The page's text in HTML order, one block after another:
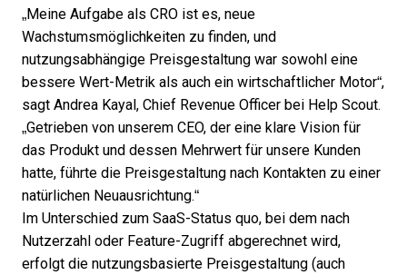
„Meine Aufgabe als CRO ist es, neue
Wachstumsmöglichkeiten zu finden, und
nutzungsabhängige Preisgestaltung war sowohl eine
bessere Wert-Metrik als auch ein wirtschaftlicher Motor“,
sagt Andrea Kayal , Chief Revenue Officer bei Help Scout.
„Getrieben von unserem CEO, der eine klare Vision für
das Produkt und dessen Mehrwert für unsere Kunden
hatte, führte die Preisgestaltung nach Kontakten zu einer
natürlichen Neuausrichtung.“
Im Unterschied zum SaaS-Status quo, bei dem nach
Nutzerzahl oder Feature-Zugriff abgerechnet wird,
erfolgt die nutzungsbasierte Preisgestaltung (auch